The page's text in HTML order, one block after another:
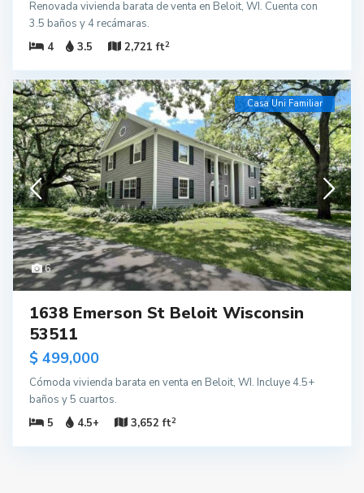
Renovada vivienda barata de venta en Beloit, WI. Cuenta con
3.5 baños y 4 recámaras.
4
3.5 2,721 ft2
6
Casa Uni Familiar
1638 Emerson St Beloit Wisconsin
53511
$ 499,000
Cómoda vivienda barata en venta en Beloit, WI. Incluye 4.5+
baños y 5 cuartos.
5
4.5+ 3,652 ft2